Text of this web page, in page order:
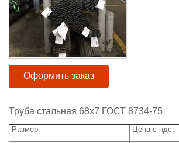
Оформить заказ
Труба стальная 68x7 ГОСТ 8734-75
Размер
Цена с ндс.